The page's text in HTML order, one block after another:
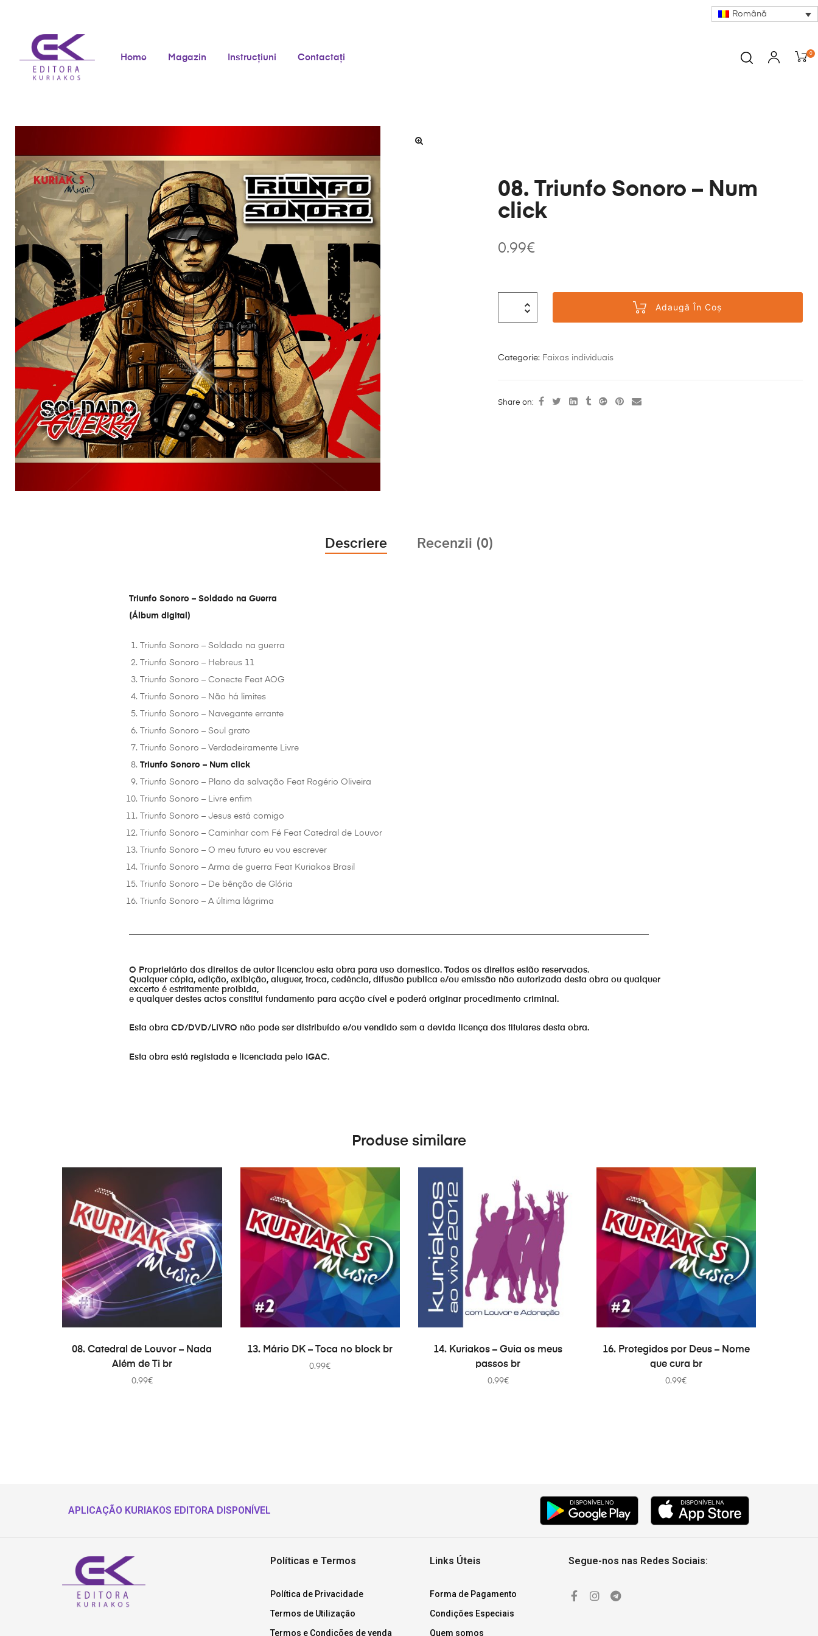
Română
Home Magazin Instrucțiuni Contactați 0
08. Triunfo Sonoro – Num
click
0.99€
Adaugă În Coș
Categorie: Faixas individuais
Share on:
Descriere Recenzii (0)
Triunfo Sonoro – Soldado na Guerra
(Álbum digital)
Triunfo Sonoro – Soldado na guerra
Triunfo Sonoro – Hebreus 11
Triunfo Sonoro – Conecte Feat AOG
Triunfo Sonoro – Não há limites
Triunfo Sonoro – Navegante errante
Triunfo Sonoro – Soul grato
Triunfo Sonoro – Verdadeiramente Livre
Triunfo Sonoro – Num click
Triunfo Sonoro – Plano da salvação Feat Rogério Oliveira
Triunfo Sonoro – Livre enfim
Triunfo Sonoro – Jesus está comigo
Triunfo Sonoro – Caminhar com Fé Feat Catedral de Louvor
Triunfo Sonoro – O meu futuro eu vou escrever
Triunfo Sonoro – Arma de guerra Feat Kuriakos Brasil
Triunfo Sonoro – De bênção de Glória
Triunfo Sonoro – A última lágrima
O Proprietário dos direitos de autor licenciou esta obra para uso domestico. Todos os direitos estão reservados.
Qualquer cópia, edição, exibição, aluguer, troca, cedência, difusão publica e/ou emissão não autorizada desta obra ou qualquer
excerto é estritamente proibida,
e qualquer destes actos constitui fundamento para acção cível e poderá originar procedimento criminal.
Esta obra CD/DVD/LIVRO não pode ser distribuído e/ou vendido sem a devida licença dos titulares desta obra.
Esta obra está registada e licenciada pelo IGAC.
Produse similare
ADAUGĂ ÎN COȘ
08. Catedral de Louvor – Nada
Além de Ti br
0.99€
ADAUGĂ ÎN COȘ
13. Mário DK – Toca no block br
0.99€
ADAUGĂ ÎN COȘ
14. Kuriakos – Guia os meus
passos br
0.99€
ADAUGĂ ÎN COȘ
16. Protegidos por Deus – Nome
que cura br
0.99€
APLICAÇÃO KURIAKOS EDITORA DISPONÍVEL
Políticas e Termos
Política de Privacidade
Termos de Utilização
Termos e Condições de venda
Links Úteis
Forma de Pagamento
Condições Especiais
Quem somos
Segue-nos nas Redes Sociais: